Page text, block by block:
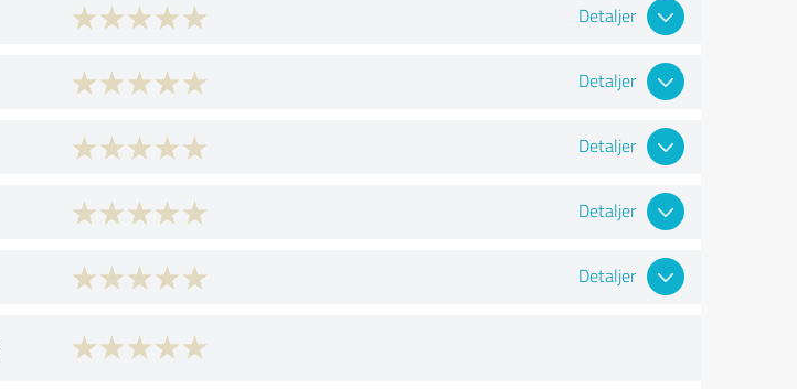
Detaljer
Detaljer
Detaljer
Detaljer
Detaljer